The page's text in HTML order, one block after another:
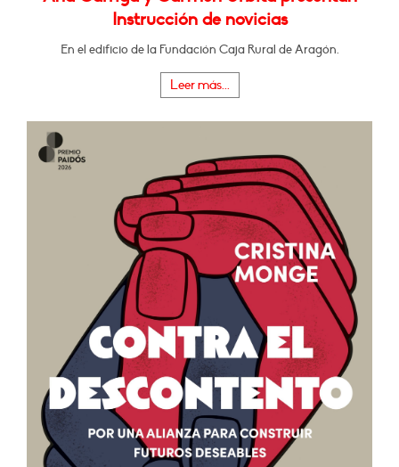
Instrucción de novicias
En el edificio de la Fundación Caja Rural de Aragón.
Leer más...